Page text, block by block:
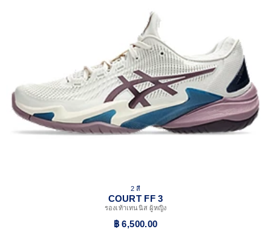
2 สี
COURT FF 3
รองเท้าเทนนิส ผู้หญิง
฿ 6,500.00